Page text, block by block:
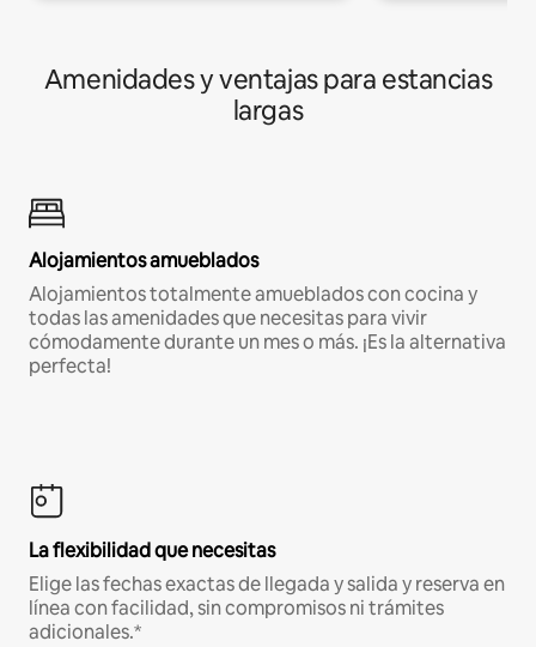
Amenidades y ventajas para estancias
largas
Alojamientos amueblados
Alojamientos totalmente amueblados con cocina y
todas las amenidades que necesitas para vivir
cómodamente durante un mes o más. ¡Es la alternativa
perfecta!
La flexibilidad que necesitas
Elige las fechas exactas de llegada y salida y reserva en
línea con facilidad, sin compromisos ni trámites
adicionales.*